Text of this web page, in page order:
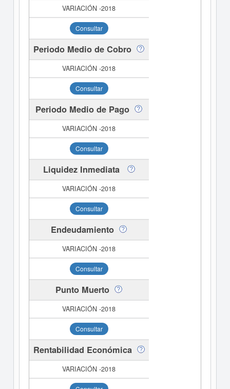
Consultar
Periodo Medio de Cobro
Consultar
Periodo Medio de Pago
Consultar
Liquidez Inmediata
Consultar
Endeudamiento
Consultar
Punto Muerto
Consultar
Rentabilidad Económica